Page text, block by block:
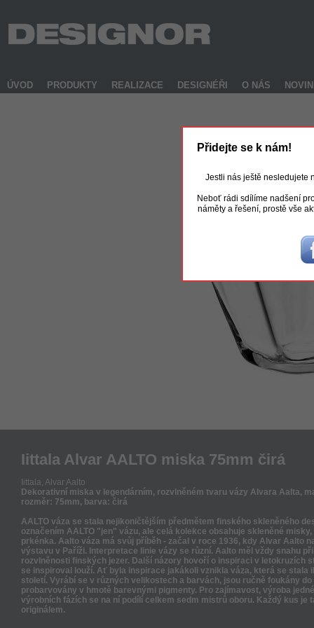
ÚVOD PRODUKTY REALIZACE DESIGNÉŘI O NÁS
Iittala Alvar AALTO miska 75mm čirá
Iittala, Alvar Aalto
Dekorativní miska v legendárním, rozvlněném tvaru vázy Alvara Aalta,
rozměr: 75mm, barva: čirá
AALTO váza se stala nejikoničtějším předmětem finského skleněného
označením AALTO "jen" vázu, ale celá kolekce obsahuje skleněné
prkénka. Aalto váza má svůj příběh - začal v roce 1936, kdy Alvar Aalto
výstavu v Paříži. Interpretace linie vázy se různí. Aalto měl vždy snahu
rozvlněnosti finských jezer. Další názory hovoří o inspiraci v letokruzích
se inspiroval louží. Ať byla inspirace jakákoli vznikla váza, která se stala
století. Vyrábí se v různých velikostech a barvách, jsou ručně foukány
probarvovány v hmotě barevnými pigmenty. Pro zajímavost, výroba
výrobních fázích se na ní podílí celkem sedm mistrů oboru. Každý kus je
originálem.
Přidejte se k nám!
Jestli nás ještě nesledujete
Neboť rádi sdílíme nadšení
náměty a řešení, prostě vše